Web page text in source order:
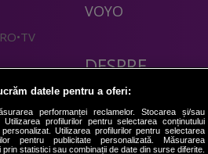
VOYO
DESPRE
Politica Confidentialitate
Contact
datele pentru a oferi:
performanței reclamelor. Stocarea și/sau
profilurilor pentru selectarea conținutului
Utilizarea profilurilor pentru selectarea
pentru publicitate personalizată. Măsurarea
statistici sau combinații de date din surse diferite.